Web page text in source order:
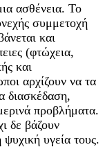
ασθένεια. Το
συμμετοχή
και
(φτώχεια,
και
αρχίζουν να τα
διασκέδαση,
προβλήματα.
δε βάζουν
υγεία τους.